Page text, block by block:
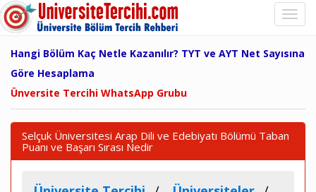
Hangi Bölüm Kaç Netle Kazanılır? TYT ve AYT Net Sayısına
Göre Hesaplama
Ünversite Tercihi WhatsApp Grubu
Selçuk Üniversitesi Arap Dili ve Edebiyatı Bölümü Taban
Puanı ve Başarı Sırası Nedir